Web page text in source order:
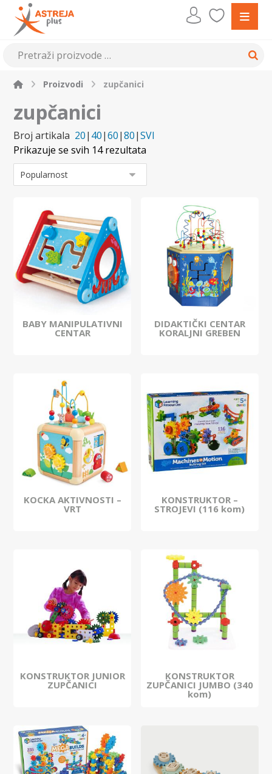
Proizvodi zupčanici
zupčanici
Broj artikala 20| 40|60|80|SVI
Prikazuje se svih 14 rezultata
BABY MANIPULATIVNI
CENTAR
DIDAKTIČKI CENTAR
KORALJNI GREBEN
KOCKA AKTIVNOSTI –
VRT
KONSTRUKTOR –
STROJEVI (116 kom)
KONSTRUKTOR JUNIOR
ZUPČANICI
KONSTRUKTOR
ZUPČANICI JUMBO (340
kom)